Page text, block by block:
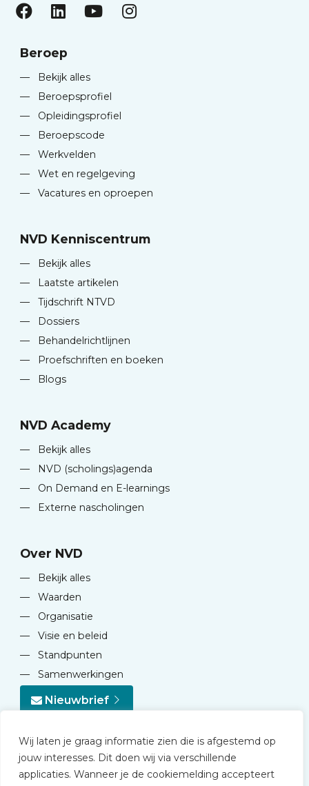
Wij laten je graag informatie zien die is afgestemd op
jouw interesses. Dit doen wij via verschillende
applicaties. Wanneer je de cookiemelding accepteert
Beroep
—
Bekijk alles
—
Beroepsprofiel
—
Opleidingsprofiel
—
Beroepscode
—
Werkvelden
—
Wet en regelgeving
—
Vacatures en oproepen
NVD Kenniscentrum
—
Bekijk alles
—
Laatste artikelen
—
Tijdschrift NTVD
—
Dossiers
—
Behandelrichtlijnen
—
Proefschriften en boeken
—
Blogs
NVD Academy
—
Bekijk alles
—
NVD (scholings)agenda
—
On Demand en E-learnings
—
Externe nascholingen
Over NVD
—
Bekijk alles
—
Waarden
—
Organisatie
—
Visie en beleid
—
Standpunten
—
Samenwerkingen
Nieuwbrief